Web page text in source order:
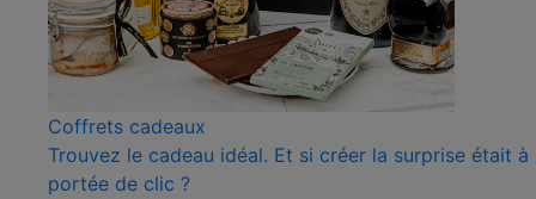
Coffrets cadeaux
Trouvez le cadeau idéal. Et si créer la surprise était à
portée de clic ?